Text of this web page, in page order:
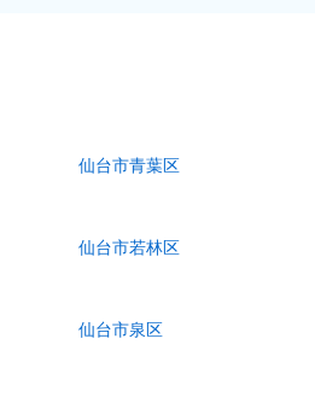
仙台市青葉区
仙台市若林区
仙台市泉区